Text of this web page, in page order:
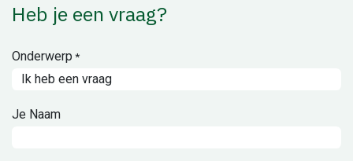
Heb je een vraag?
Onderwerp *
Je Naam